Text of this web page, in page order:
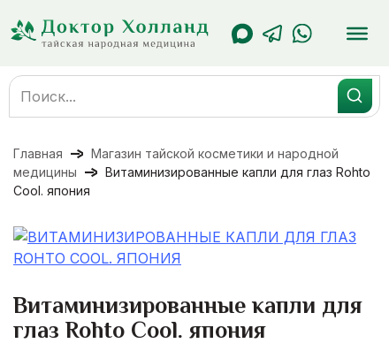
содержанию
Search
for:
Главная
Магазин тайской косметики и народной
медицины
Витаминизированные капли для глаз Rohto
Cool. япония
Витаминизированные капли для
глаз Rohto Cool. япония